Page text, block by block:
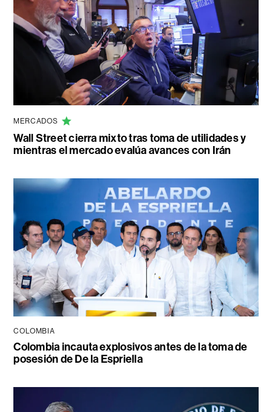
MERCADOS
Wall Street cierra mixto tras toma de utilidades y
mientras el mercado evalúa avances con Irán
COLOMBIA
Colombia incauta explosivos antes de la toma de
posesión de De la Espriella